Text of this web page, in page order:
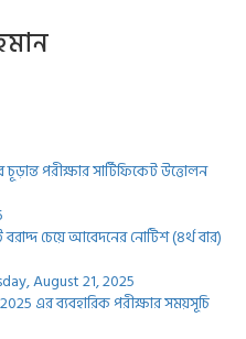
পরীক্ষার সার্টিফিকেট উত্তোলন
বরাদ্দ চেয়ে আবেদনের নোটিশ (৪র্থ বার)
August 21, 2025
এর ব্যবহারিক পরীক্ষার সময়সূচি